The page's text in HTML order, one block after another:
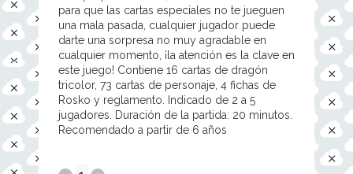
para que las cartas especiales no te jueguen
una mala pasada, cualquier jugador puede
darte una sorpresa no muy agradable en
cualquier momento, ¡la atención es la clave en
este juego! Contiene 16 cartas de dragón
tricolor, 73 cartas de personaje, 4 fichas de
Rosko y reglamento. Indicado de 2 a 5
jugadores. Duración de la partida: 20 minutos.
Recomendado a partir de 6 años